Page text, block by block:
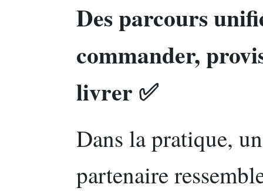
Des parcours
commander,
livrer ✅
Dans la pratique,
partenaire